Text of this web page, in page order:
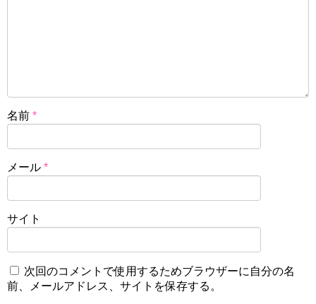
名前 *
メール *
サイト
次回のコメントで使用するためブラウザーに自分の名
前、メールアドレス、サイトを保存する。